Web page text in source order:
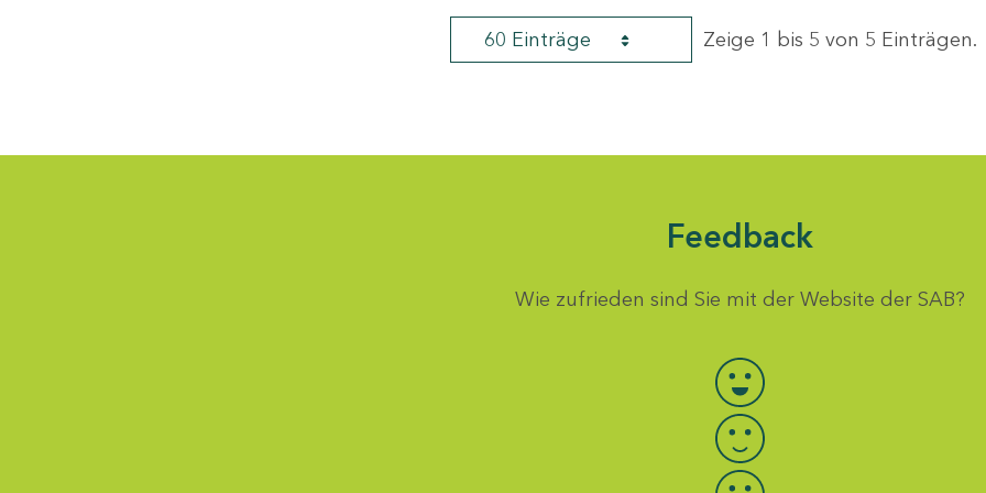
60 Einträge Zeige 1 bis 5 von 5 Einträgen.
Feedback
Wie zufrieden sind Sie mit der Website der SAB?
Bewertung auswählen